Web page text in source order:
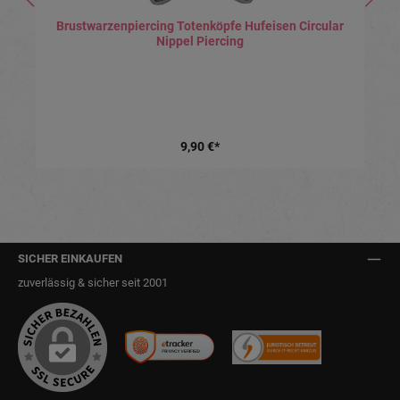
Brustwarzenpiercing Totenköpfe Hufeisen Circular
Nippel Piercing
9,90 €*
SICHER EINKAUFEN
zuverlässig & sicher seit 2001